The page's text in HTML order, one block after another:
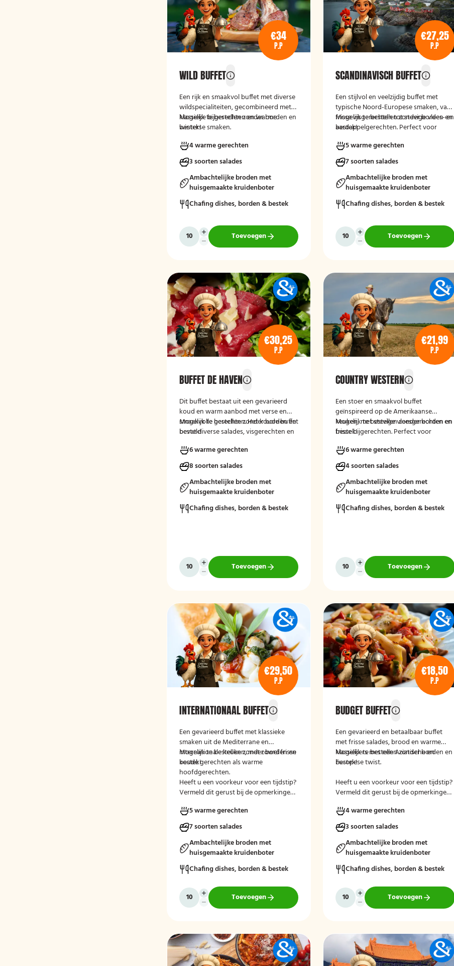
€34
P.P
WILD BUFFET
Een rijk en smaakvol buffet met diverse
wildspecialiteiten, gecombineerd met
klassieke bijgerechten en warme
winterse smaken.
Mogelijk te bestellen zonder borden en
bestek!
4 warme gerechten
3 soorten salades
Ambachtelijke broden met
huisgemaakte kruidenboter
Chafing dishes, borden & bestek
Toevoegen
€27,25
P.P
SCANDINAVISCH BUFFET
Een stijlvol en veelzijdig buffet met
typische Noord-Europese smaken, van
frisse visgerechten tot stevige vlees- en
aardappelgerechten. Perfect voor
keuken.
Mogelijk te bestellen zonder borden en
bestek!
5 warme gerechten
7 soorten salades
Ambachtelijke broden met
huisgemaakte kruidenboter
Chafing dishes, borden & bestek
Toevoegen
€30,25
P.P
BUFFET DE HAVEN
Dit buffet bestaat uit een gevarieerd
koud en warm aanbod met verse en
smaakvolle gerechten. Het koude buffet
bevat diverse salades, visgerechten en
een fruitsalade. Het warme buffet biedt
vlees-, vis- en groentegerechten zoals
eendenborst, gamba’s, biefstukreepjes
en buikspek, geserveerd met
bijgerechten zoals gewokte groenten
en aardappeltjes.
Mogelijk te bestellen zonder borden en
bestek!
6 warme gerechten
8 soorten salades
Ambachtelijke broden met
huisgemaakte kruidenboter
Chafing dishes, borden & bestek
Toevoegen
€21,99
P.P
COUNTRY WESTERN
Een stoer en smaakvol buffet
geïnspireerd op de Amerikaanse
keuken, met stevige vleesgerechten en
frisse bijgerechten. Perfect voor
Mogelijk te bestellen zonder borden en
bestek!
6 warme gerechten
4 soorten salades
Ambachtelijke broden met
huisgemaakte kruidenboter
Chafing dishes, borden & bestek
Toevoegen
€29,50
P.P
INTERNATIONAAL BUFFET
Een gevarieerd buffet met klassieke
smaken uit de Mediterrane en
internationale keuken, met zowel frisse
koude gerechten als warme
hoofdgerechten.
Mogelijk te bestellen zonder borden en
bestek!
Heeft u een voorkeur voor een tijdstip?
Vermeld dit gerust bij de opmerkingen
5 warme gerechten
7 soorten salades
Ambachtelijke broden met
huisgemaakte kruidenboter
Chafing dishes, borden & bestek
Toevoegen
€18,50
P.P
BUDGET BUFFET
Een gevarieerd en betaalbaar buffet
met frisse salades, brood en warme
klassiekers met een Aziatische en
Europese twist.
Mogelijk te bestellen zonder borden en
bestek!
Heeft u een voorkeur voor een tijdstip?
Vermeld dit gerust bij de opmerkingen
4 warme gerechten
3 soorten salades
Ambachtelijke broden met
huisgemaakte kruidenboter
Chafing dishes, borden & bestek
Toevoegen